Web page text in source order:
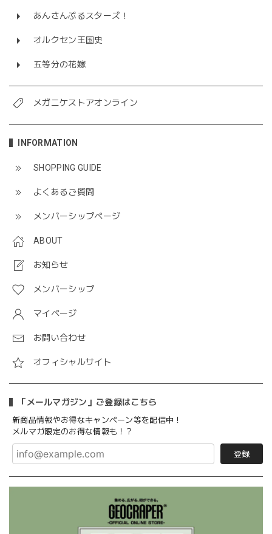
あんさんぶるスターズ！
オルクセン王国史
五等分の花嫁
メガニケストアオンライン
INFORMATION
SHOPPING GUIDE
よくあるご質問
メンバーシップページ
ABOUT
お知らせ
メンバーシップ
マイページ
お問い合わせ
オフィシャルサイト
「メールマガジン」ご登録はこちら
新商品情報やお得なキャンペーン等を配信中！
メルマガ限定のお得な情報も！？
登録